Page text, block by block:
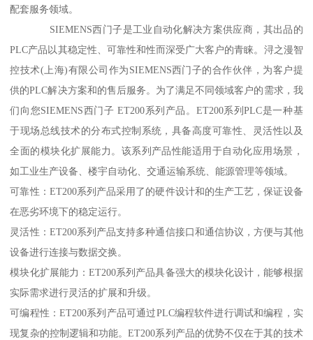
配套服务领域。
SIEMENS西门子是工业自动化解决方案供应商，其出品的
PLC产品以其稳定性、可靠性和性而深受广大客户的青睐。浔之漫智
控技术(上海)有限公司作为SIEMENS西门子的合作伙伴，为客户提
供的PLC解决方案和的售后服务。为了满足不同领域客户的需求，我
们向您SIEMENS西门子 ET200系列产品。ET200系列PLC是一种基
于现场总线技术的分布式控制系统，具备高度可靠性、灵活性以及
全面的模块化扩展能力。该系列产品性能适用于自动化应用场景，
如工业生产设备、楼宇自动化、交通运输系统、能源管理等领域。
可靠性：ET200系列产品采用了的硬件设计和的生产工艺，保证设备
在恶劣环境下的稳定运行。
灵活性：ET200系列产品支持多种通信接口和通信协议，方便与其他
设备进行连接与数据交换。
模块化扩展能力：ET200系列产品具备强大的模块化设计，能够根据
实际需求进行灵活的扩展和升级。
可编程性：ET200系列产品可通过PLC编程软件进行调试和编程，实
现复杂的控制逻辑和功能。ET200系列产品的优势不仅在于其的技术